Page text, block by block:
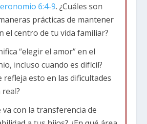
hoy veremos tres
de una familia “saludable.” Lo
esta clase de familias, no es lo
se visten sino: ¿Cómo
padres? ¿Cómo son los hijos? Y
en todo esto?
para que todos nos sintamos un
6:4-9. ¿Cuáles son
prácticas de mantener
el centro de tu vida familiar?
“elegir el amor” en el
incluso cuando es difícil?
refleja esto en las dificultades
real?
va con la transferencia de